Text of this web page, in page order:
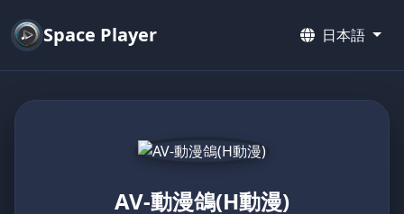
Space Player 日本語
AV-動漫鴿(H動漫)